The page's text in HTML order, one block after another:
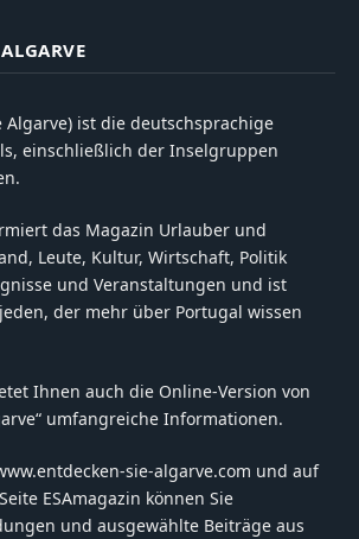
Algarve) ist die deutschsprachige
einschließlich der Inselgruppen
das Magazin Urlauber und
Leute, Kultur, Wirtschaft, Politik
und Veranstaltungen und ist
der mehr über Portugal wissen
Ihnen auch die Online-Version von
umfangreiche Informationen.
sie-algarve.com und auf
ESAmagazin können Sie
und ausgewählte Beiträge aus